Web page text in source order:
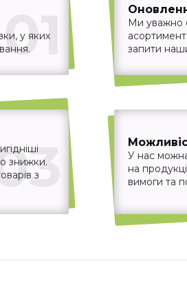
01
у яких
Ми уважно
запити
знижки.
з
У нас
на
вимоги та